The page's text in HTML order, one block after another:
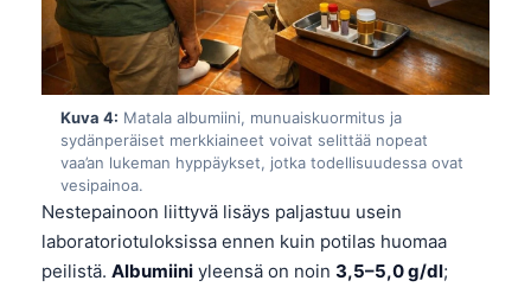
Kuva 4: Matala albumiini, munuaiskuormitus ja
sydänperäiset merkkiaineet voivat selittää nopeat
vaa’an lukeman hyppäykset, jotka todellisuudessa ovat
vesipainoa.
Nestepainoon liittyvä lisäys paljastuu usein
laboratoriotuloksissa ennen kuin potilas huomaa
peilistä. Albumiini yleensä on noin 3,5–5,0 g/dl;